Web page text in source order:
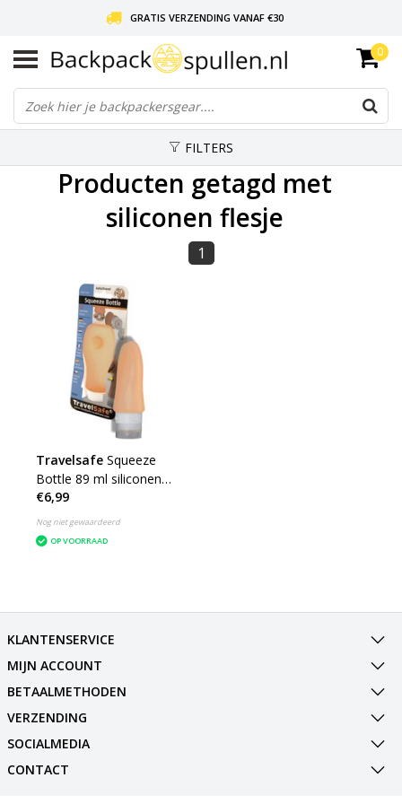
GRATIS VERZENDING VANAF €30
LIEFDE VOOR BACKPACKEN!
30 DAGEN GRATIS RETOUR
0
FILTERS
Producten getagd met
siliconen flesje
1
Travelsafe Squeeze
Bottle 89 ml siliconen
reisflesje - oranje
€6,99
Nog niet gewaardeerd
OP VOORRAAD
KLANTENSERVICE
MIJN ACCOUNT
BETAALMETHODEN
VERZENDING
SOCIALMEDIA
CONTACT